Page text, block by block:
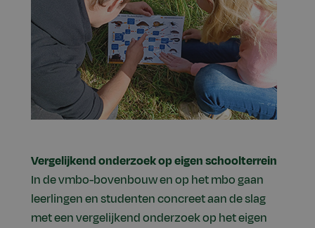
Vergelijkend onderzoek op eigen schoolterrein
In de vmbo-bovenbouw en op het mbo gaan
leerlingen en studenten concreet aan de slag
met een vergelijkend onderzoek op het eigen